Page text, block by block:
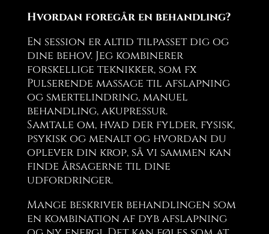
Hvordan foregår en behandling?
En session er altid tilpasset dig og
dine behov. Jeg kombinerer
forskellige teknikker, som fx
Pulserende massage til afslapning
og smertelindring, manuel
behandling, akupressur.
Samtale om, hvad der fylder, fysisk,
psykisk og menalt og hvordan du
oplever din krop, så vi sammen kan
finde årsagerne til dine
udfordringer.
Mange beskriver behandlingen som
en kombination af dyb afslapning